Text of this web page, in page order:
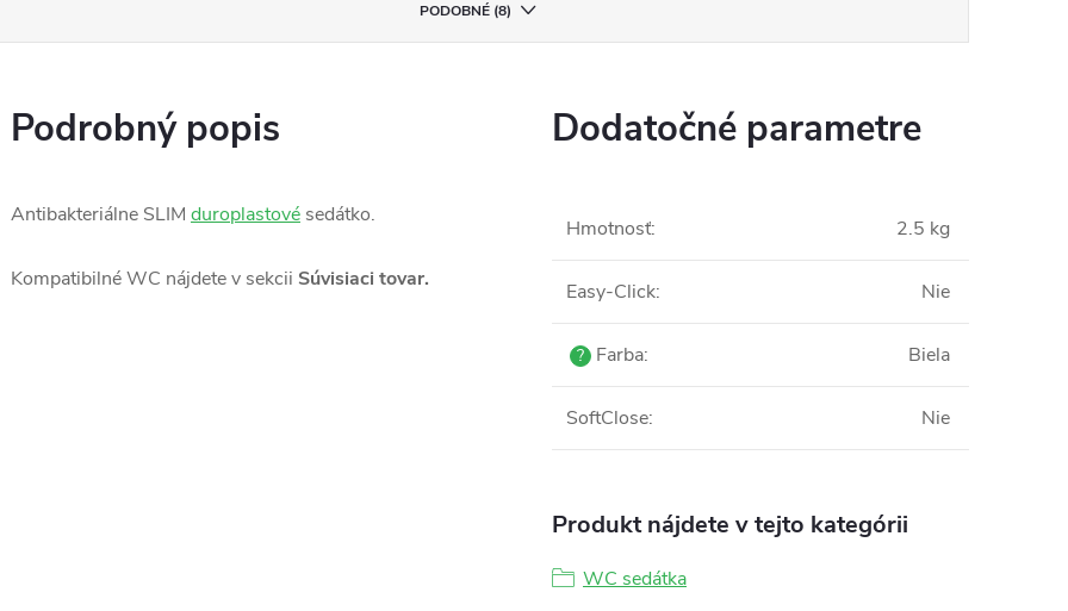
PODOBNÉ (8)
Podrobný popis
Antibakteriálne SLIM duroplastové sedátko.
Kompatibilné WC nájdete v sekcii Súvisiaci tovar.
Dodatočné parametre
Hmotnosť: 2.5 kg
Easy-Click: Nie
? Farba: Biela
SoftClose: Nie
Produkt nájdete v tejto kategórii
WC sedátka